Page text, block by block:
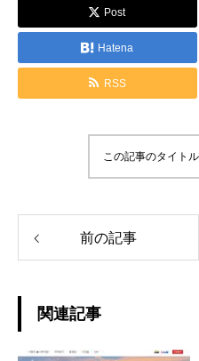
Post
Hatena
RSS
この記事のタイト
前の記事
関連記事